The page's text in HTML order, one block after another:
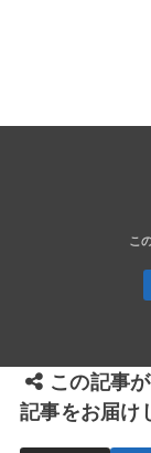
この記事
記事をお届け